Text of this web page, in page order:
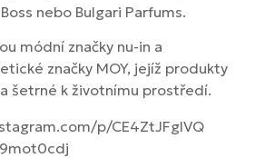
nebo Bulgari Parfums.
módní značky nu-in a
značky MOY, jejíž produkty
šetrné k životnímu prostředí.
p/CE4ZtJFglVQ